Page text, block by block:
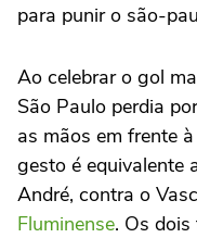
para punir o são-
Ao celebrar o gol
São Paulo perdia
as mãos em frente
gesto é equivalente
André, contra o
Fluminense. Os